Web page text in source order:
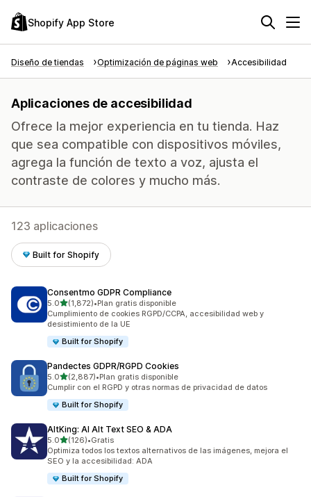
Shopify App Store
Diseño de tiendas Optimización de páginas web Accesibilidad
Aplicaciones de accesibilidad
Ofrece la mejor experiencia en tu tienda. Haz
que sea compatible con dispositivos móviles,
agrega la función de texto a voz, ajusta el
contraste de colores y mucho más.
123 aplicaciones
Built for Shopify
Consentmo GDPR Compliance
5.0de 5 estrellas
(1,872)
1872 reseñas en total
•Plan gratis disponible
Cumplimiento de cookies RGPD/CCPA, accesibilidad web y
desistimiento de la UE
Built for Shopify
Pandectes GDPR/RGPD Cookies
5.0de 5 estrellas
(2,887)
2887 reseñas en total
•Plan gratis disponible
Cumplir con el RGPD y otras normas de privacidad de datos
Built for Shopify
AltKing: AI Alt Text SEO & ADA
5.0de 5 estrellas
(126)
126 reseñas en total
•Gratis
Optimiza todos los textos alternativos de las imágenes, mejora el
SEO y la accesibilidad: ADA
Built for Shopify